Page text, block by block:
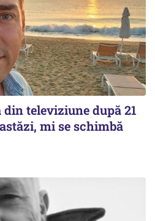
televiziune după 21
mi se schimbă